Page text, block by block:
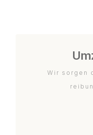
Wir sorgen